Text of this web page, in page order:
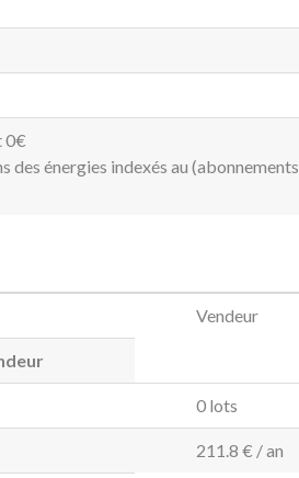
0€
des énergies indexés au (abonnements
Vendeur
0 lots
211.8 € / an